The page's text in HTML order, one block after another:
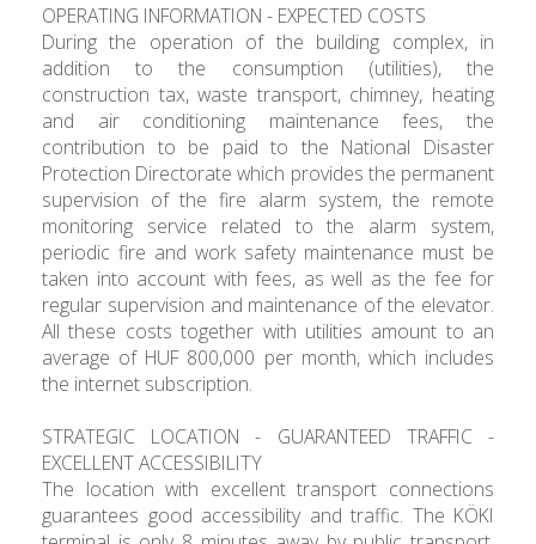
OPERATING INFORMATION - EXPECTED COSTS
During the operation of the building complex, in
addition to the consumption (utilities), the
construction tax, waste transport, chimney, heating
and air conditioning maintenance fees, the
contribution to be paid to the National Disaster
Protection Directorate which provides the permanent
supervision of the fire alarm system, the remote
monitoring service related to the alarm system,
periodic fire and work safety maintenance must be
taken into account with fees, as well as the fee for
regular supervision and maintenance of the elevator.
All these costs together with utilities amount to an
average of HUF 800,000 per month, which includes
the internet subscription.
STRATEGIC LOCATION - GUARANTEED TRAFFIC -
EXCELLENT ACCESSIBILITY
The location with excellent transport connections
guarantees good accessibility and traffic. The KÖKI